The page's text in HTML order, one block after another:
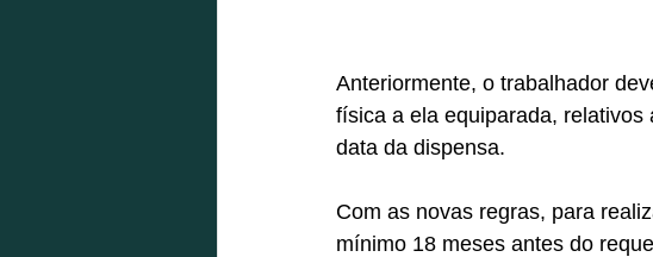
Anteriormente, o trabalhador
física a ela equiparada,
data da dispensa.
Com as novas regras, para
mínimo 18 meses antes do